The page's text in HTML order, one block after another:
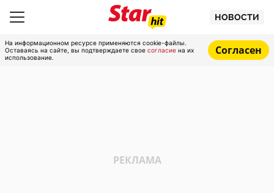
НОВОСТИ
На информационном ресурсе применяются cookie-файлы.
Оставаясь на сайте, вы подтверждаете свое согласие на их
использование.
Согласен